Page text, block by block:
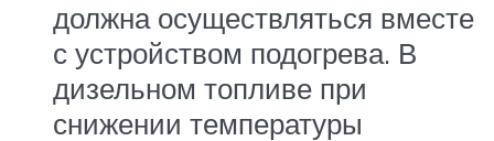
должна осуществляться вместе
с устройством подогрева. В
дизельном топливе при
снижении температуры